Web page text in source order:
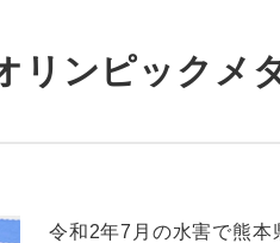
リンピックメ
令和2年7月の水害で熊